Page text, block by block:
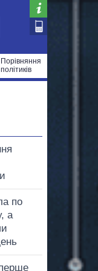
Порівняння
політиків
по
а